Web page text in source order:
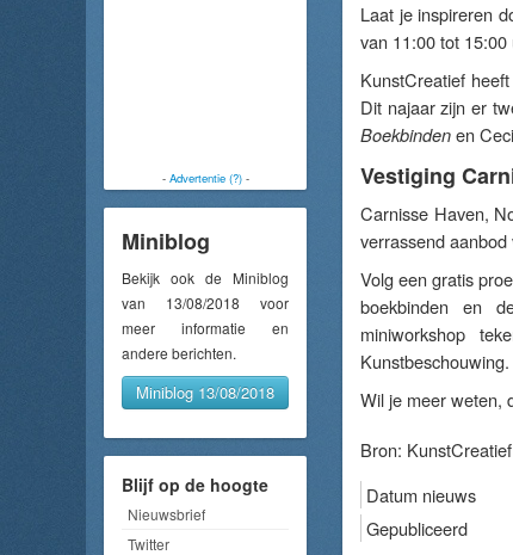
- Advertentie (?)-
Miniblog
Bekijk ook de Miniblog
van 13/08/2018 voor
meer informatie en
andere berichten.
Miniblog 13/08/2018
Blijf op de hoogte
Nieuwsbrief
Twitter
Laat je inspireren
van 11:00 tot
KunstCreatief
Dit najaar zijn er
Boekbinden en
Vestiging
Carnisse Haven,
verrassend
Volg een gratis
boekbinden en
miniworkshop
Kunstbeschouwing.
Wil je meer weten,
Bron: KunstCreatief
Datum nieuws
Gepubliceerd